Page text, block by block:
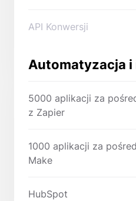
API Konwersji
Automatyzacja
5000 aplikacji za
z Zapier
1000 aplikacji za
Make
HubSpot